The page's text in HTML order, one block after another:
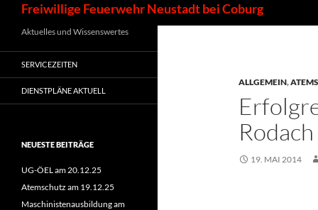
Freiwillige Feuerwehr Neustadt bei Coburg
ALLGEMEIN,
19. MAI 2014
Aktuelles und Wissenswertes
SERVICEZEITEN
DIENSTPLÄNE AKTUELL
NEUESTE BEITRÄGE
UG-ÖEL am 20.12.25
Atemschutz am 19.12.25
Maschinistenausbildung am